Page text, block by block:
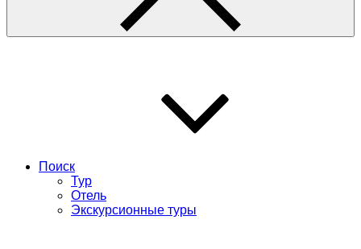
Поиск
Тур
Отель
Экскурсионные туры